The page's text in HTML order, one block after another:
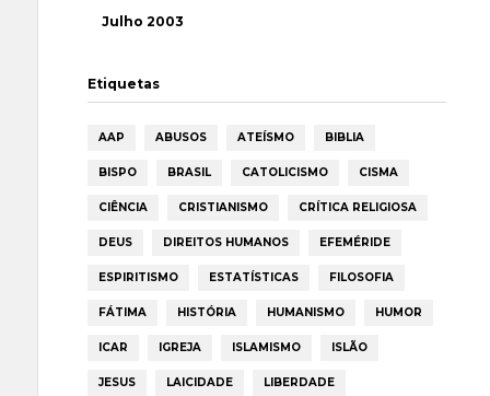
Julho 2003
Etiquetas
AAP ABUSOS ATEÍSMO BIBLIA
BISPO BRASIL CATOLICISMO CISMA
CIÊNCIA CRISTIANISMO CRÍTICA RELIGIOSA
DEUS DIREITOS HUMANOS EFEMÉRIDE
ESPIRITISMO ESTATÍSTICAS FILOSOFIA
FÁTIMA HISTÓRIA HUMANISMO HUMOR
ICAR IGREJA ISLAMISMO ISLÃO
JESUS LAICIDADE LIBERDADE